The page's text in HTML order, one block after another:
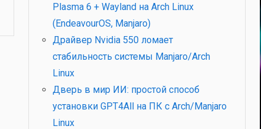
Plasma 6 + Wayland на Arch Linux
(EndeavourOS, Manjaro)
Драйвер Nvidia 550 ломает
стабильность системы Manjaro/Arch
Linux
Дверь в мир ИИ: простой способ
установки GPT4All на ПК с Arch/Manjaro
Linux